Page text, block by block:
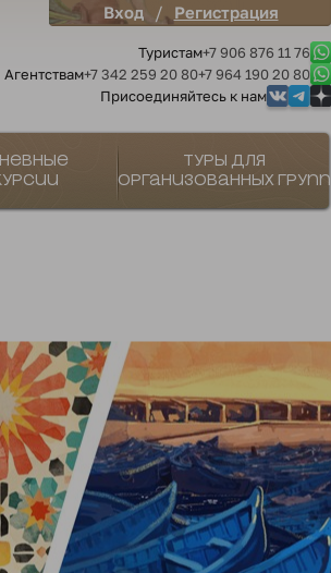
Вход / Регистрация
Туристам+7 906 876 11 76
Агентствам+7 342 259 20 80+7 964 190 20 80
Присоединяйтесь к нам
Туры для
организованных групп